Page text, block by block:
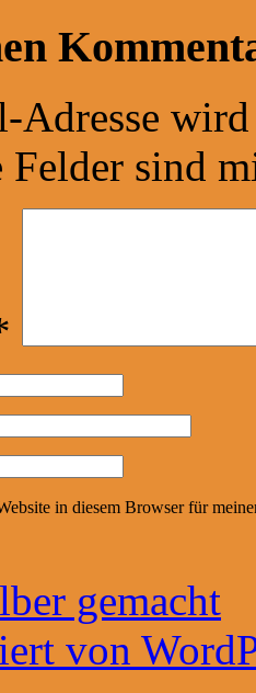
Adresse
Felder sind
in diesem Browser für
gemacht
von